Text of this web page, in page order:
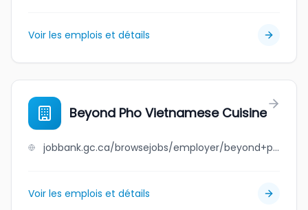
Voir les emplois et détails
Beyond Pho Vietnamese Cuisine
jobbank.gc.ca/browsejobs/employer/beyond+pho+vietnamese+cuisine/ca
Voir les emplois et détails